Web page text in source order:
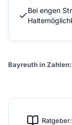
Bei engen
Bayreuth in Zahlen: